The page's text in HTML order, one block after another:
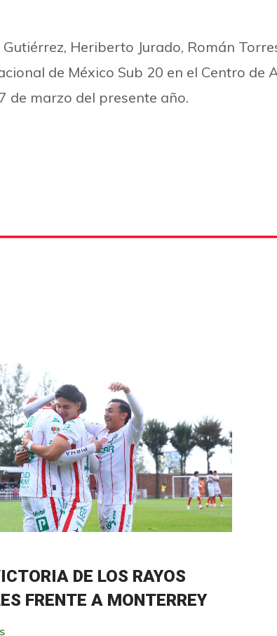
Heriberto Jurado, Román
de México Sub 20 en el Centro de
de marzo del presente año.
DE LOS RAYOS
FRENTE A MONTERREY